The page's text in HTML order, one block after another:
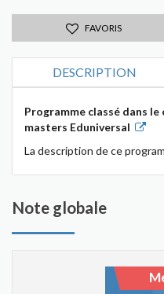
FAVORIS
DESCRIPTION
Programme classé dans
masters Eduniversal
La description de ce
Note globale